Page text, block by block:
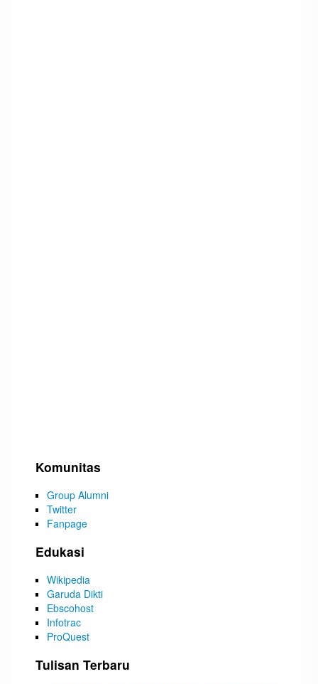
Komunitas
Group Alumni
Twitter
Fanpage
Edukasi
Wikipedia
Garuda Dikti
Ebscohost
Infotrac
ProQuest
Tulisan Terbaru